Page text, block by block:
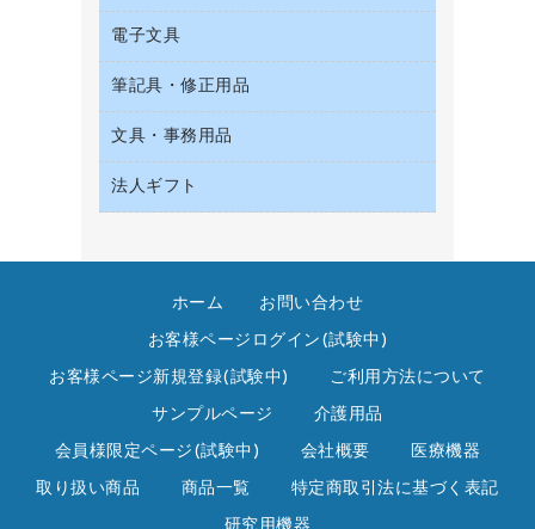
統一伝票用ファイル
背幅が伸びるファイル
板目表紙・綴込表紙
名刺整理用品
ダストボックス
ティッシュペーパー
トイレットペーパー
食品添加物製品
サイン・看板用品
ディスプレイ用品
レジ・ポリ袋
陳列什器
店舗運営用品
デスクライト
懐中電灯・ライト
乾電池・充電池
電球・蛍光灯
ＡＶ機器・アクセサリー
ＯＡタップ／延長コード
キッチン・調理家電
その他電化製品
空調・季節家電
電子文具
その他電子文具
ラベルテープ
ラベルライター
電卓
筆記具・修正用品
シャープペンシル
シャープペンシル用替芯
ボールペン（ゲルインク）
文具・事務用品
カッター
スティックのり
ステープラー本体
ステープル針
スプレーのり クリーナー
セロハンテープ
その他文具
テープカッター
テープのり
法人ギフト
高島屋（食品・飲料）
ホーム お問い合わせ
お客様ページログイン(試験中)
お客様ページ新規登録(試験中) ご利用方法について
サンプルページ 介護用品
会員様限定ページ(試験中) 会社概要 医療機器
取り扱い商品 商品一覧 特定商取引法に基づく表記